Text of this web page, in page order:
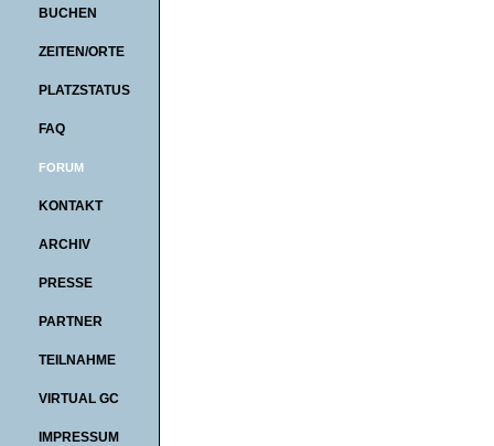
BUCHEN
ZEITEN/ORTE
PLATZSTATUS
FAQ
FORUM
KONTAKT
ARCHIV
PRESSE
PARTNER
TEILNAHME
VIRTUAL GC
IMPRESSUM